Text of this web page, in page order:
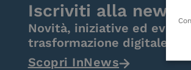
Iscriviti alla
Novità, iniziative ed eventi
trasformazione digitale.
Scopri InNews